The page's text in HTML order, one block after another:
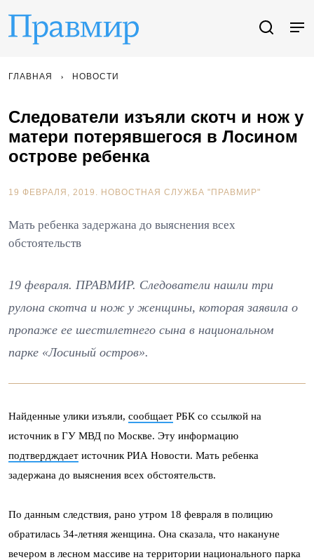
ГЛАВНАЯ НОВОСТИ
Следователи изъяли скотч и нож у
матери потерявшегося в Лосином
острове ребенка
19 ФЕВРАЛЯ, 2019. НОВОСТНАЯ СЛУЖБА "ПРАВМИР"
Мать ребенка задержана до выяснения всех
обстоятельств
19 февраля. ПРАВМИР. Следователи нашли три
рулона скотча и нож у женщины, которая заявила о
пропаже ее шестилетнего сына в национальном
парке «Лосиный остров».
Найденные улики изъяли, сообщает РБК со ссылкой на
источник в ГУ МВД по Москве. Эту информацию
подтвердждает источник РИА Новости. Мать ребенка
задержана до выяснения всех обстоятельств.
По данным следствия, рано утром 18 февраля в полицию
обратилась 34-летняя женщина. Она сказала, что накануне
вечером в лесном массиве на территории национального парка